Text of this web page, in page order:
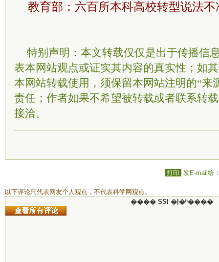
教育部：六百所本科高校转型说法不
特别声明：本文转载仅仅是出于传播信
表本网站观点或证实其内容的真实性；如
本网站转载使用，须保留本网站注明的“来
责任；作者如果不希望被转载或者联系转
接洽。
打印 发E-mail给
以下评论只代表网友个人观点，不代表科学网观点。
���� SSI �ļ�ʱ����